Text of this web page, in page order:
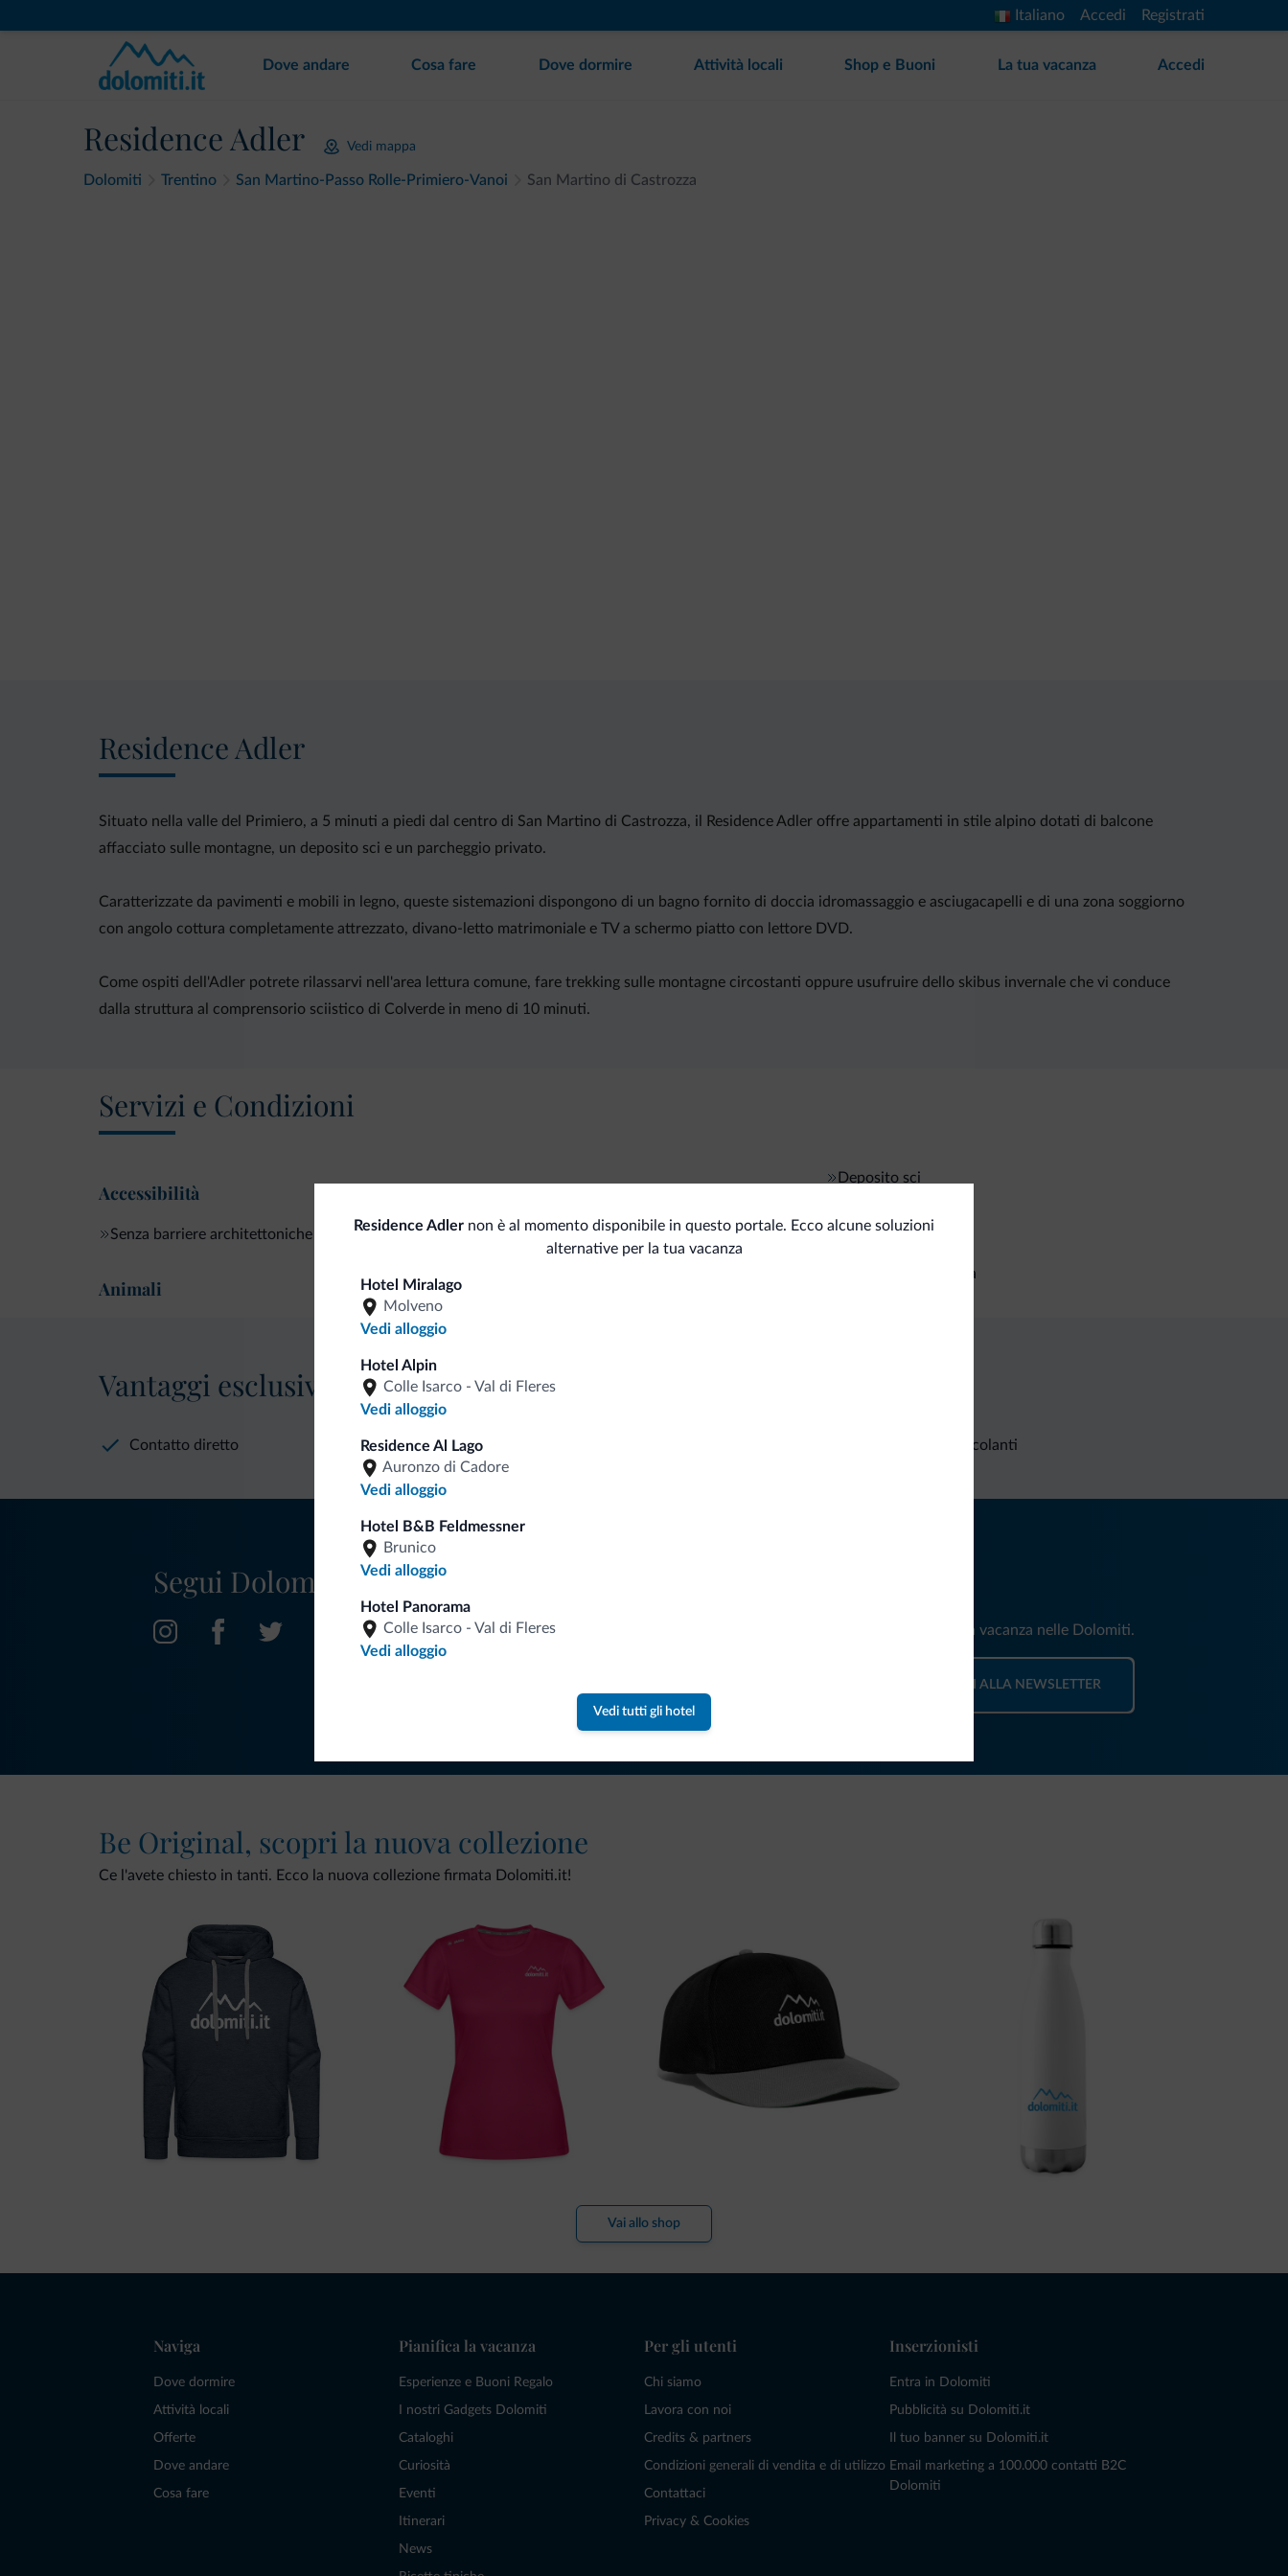
Italiano Accedi Registrati
Dove andare Cosa fare Dove dormire Attività locali Shop e Buoni La tua vacanza Accedi
Residence Adler Vedi mappa
Dolomiti Trentino San Martino-Passo Rolle-Primiero-Vanoi San Martino di Castrozza
Residence Adler
Situato nella valle del Primiero, a 5 minuti a piedi dal centro di San Martino di Castrozza, il Residence Adler offre appartamenti in stile alpino dotati di balcone
affacciato sulle montagne, un deposito sci e un parcheggio privato.
Caratterizzate da pavimenti e mobili in legno, queste sistemazioni dispongono di un bagno fornito di doccia idromassaggio e asciugacapelli e di una zona soggiorno
con angolo cottura completamente attrezzato, divano-letto matrimoniale e TV a schermo piatto con lettore DVD.
Come ospiti dell'Adler potrete rilassarvi nell'area lettura comune, fare trekking sulle montagne circostanti oppure usufruire dello skibus invernale che vi conduce
dalla struttura al comprensorio sciistico di Colverde in meno di 10 minuti.
Servizi e Condizioni
Accessibilità
Senza barriere architettoniche
Animali
Deposito sci
Servizi generali
Cassetta di sicurezza
Residence Adler non è al momento disponibile in questo portale. Ecco alcune soluzioni
alternative per la tua vacanza
Hotel Miralago
Molveno
Vedi alloggio
Hotel Alpin
Colle Isarco - Val di Fleres
Vedi alloggio
Residence Al Lago
Auronzo di Cadore
Vedi alloggio
Hotel B&B Feldmessner
Brunico
Vedi alloggio
Hotel Panorama
Colle Isarco - Val di Fleres
Vedi alloggio
Vedi tutti gli hotel
Vantaggi esclusivi Dolomiti.it
Contatto diretto Richieste non vincolanti
Segui Dolomiti.it
Riceverai informazioni, offerte esclusive e news per la tua vacanza nelle Dolomiti.
ISCRIVITI ALLA NEWSLETTER
Be Original, scopri la nuova collezione
Ce l'avete chiesto in tanti. Ecco la nuova collezione firmata Dolomiti.it!
Vai allo shop
Naviga
Dove dormire
Attività locali
Offerte
Dove andare
Cosa fare
Pianifica la vacanza
Esperienze e Buoni Regalo
I nostri Gadgets Dolomiti
Cataloghi
Curiosità
Eventi
Itinerari
News
Per gli utenti
Chi siamo
Lavora con noi
Credits & partners
Condizioni generali di vendita e di utilizzo
Contattaci
Privacy & Cookies
Inserzionisti
Entra in Dolomiti
Pubblicità su Dolomiti.it
Il tuo banner su Dolomiti.it
Email marketing a 100.000 contatti B2C
Dolomiti